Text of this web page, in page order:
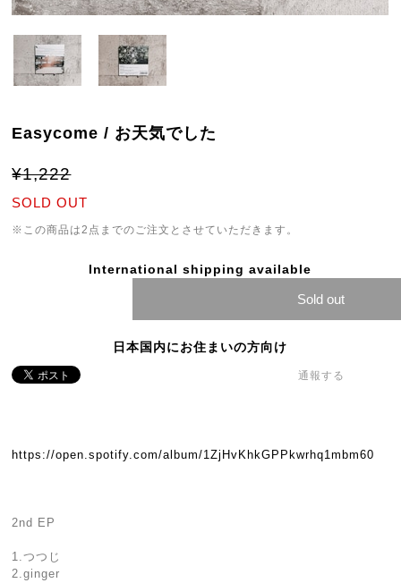
Easycome / お天気でした
¥1,222
SOLD OUT
※この商品は2点までのご注文とさせていただきます。
International shipping available
Sold out
日本国内にお住まいの方向け
通報する
https://open.spotify.com/album/1ZjHvKhkGPPkwrhq1mbm60
2nd EP
1.つつじ
2.ginger